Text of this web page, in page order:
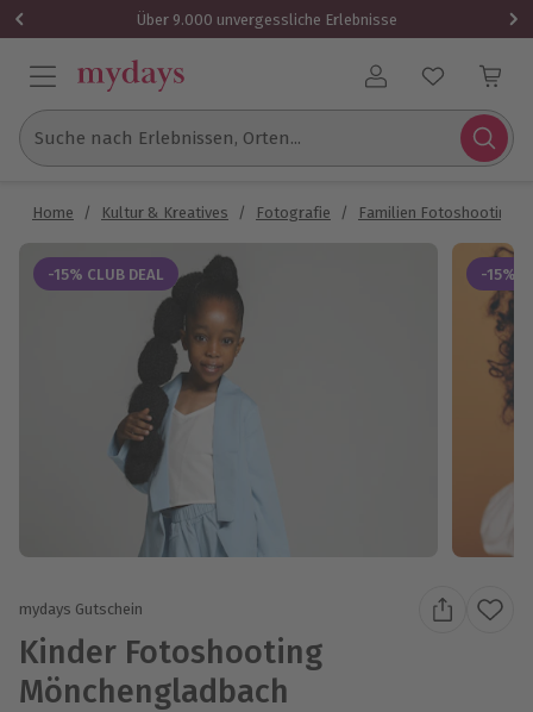
Über 9.000 unvergessliche Erlebnisse
Benutzerkonto
Suche nach Erlebnissen, Orten...
Home / Kultur & Kreatives / Fotografie / Familien Fotoshooting
-15% CLUB DEAL -15%
mydays Gutschein
Kinder Fotoshooting
Mönchengladbach